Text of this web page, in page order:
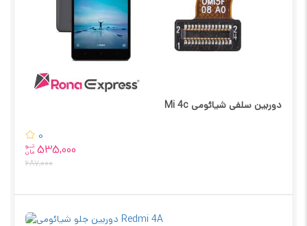
دوربین سلفی شیائومی Mi 4c
0
تــو
مان 535,000
687,000